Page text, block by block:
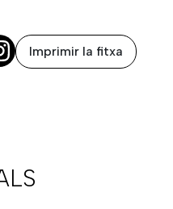
Imprimir la fitxa